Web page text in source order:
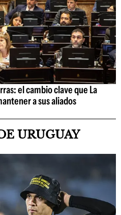
el cambio clave que La
a sus aliados
URUGUAY